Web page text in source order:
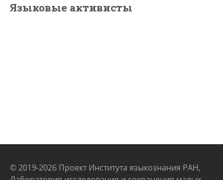
Языковые активисты
© 2019-2026 Проект Института языкознания РАН,